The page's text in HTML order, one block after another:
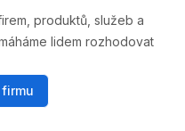
produktů, služeb a
lidem rozhodovat